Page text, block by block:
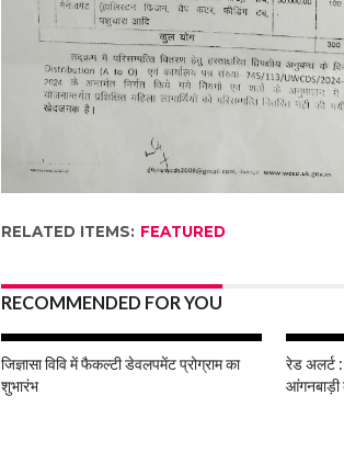
RELATED ITEMS: FEATURED
RECOMMENDED FOR YOU
जिज्ञासा विवि में फैकल्टी डेवलपमेंट प्रोग्राम का
शुभारंभ
रेड अलर्ट
आंगनबाड़ी